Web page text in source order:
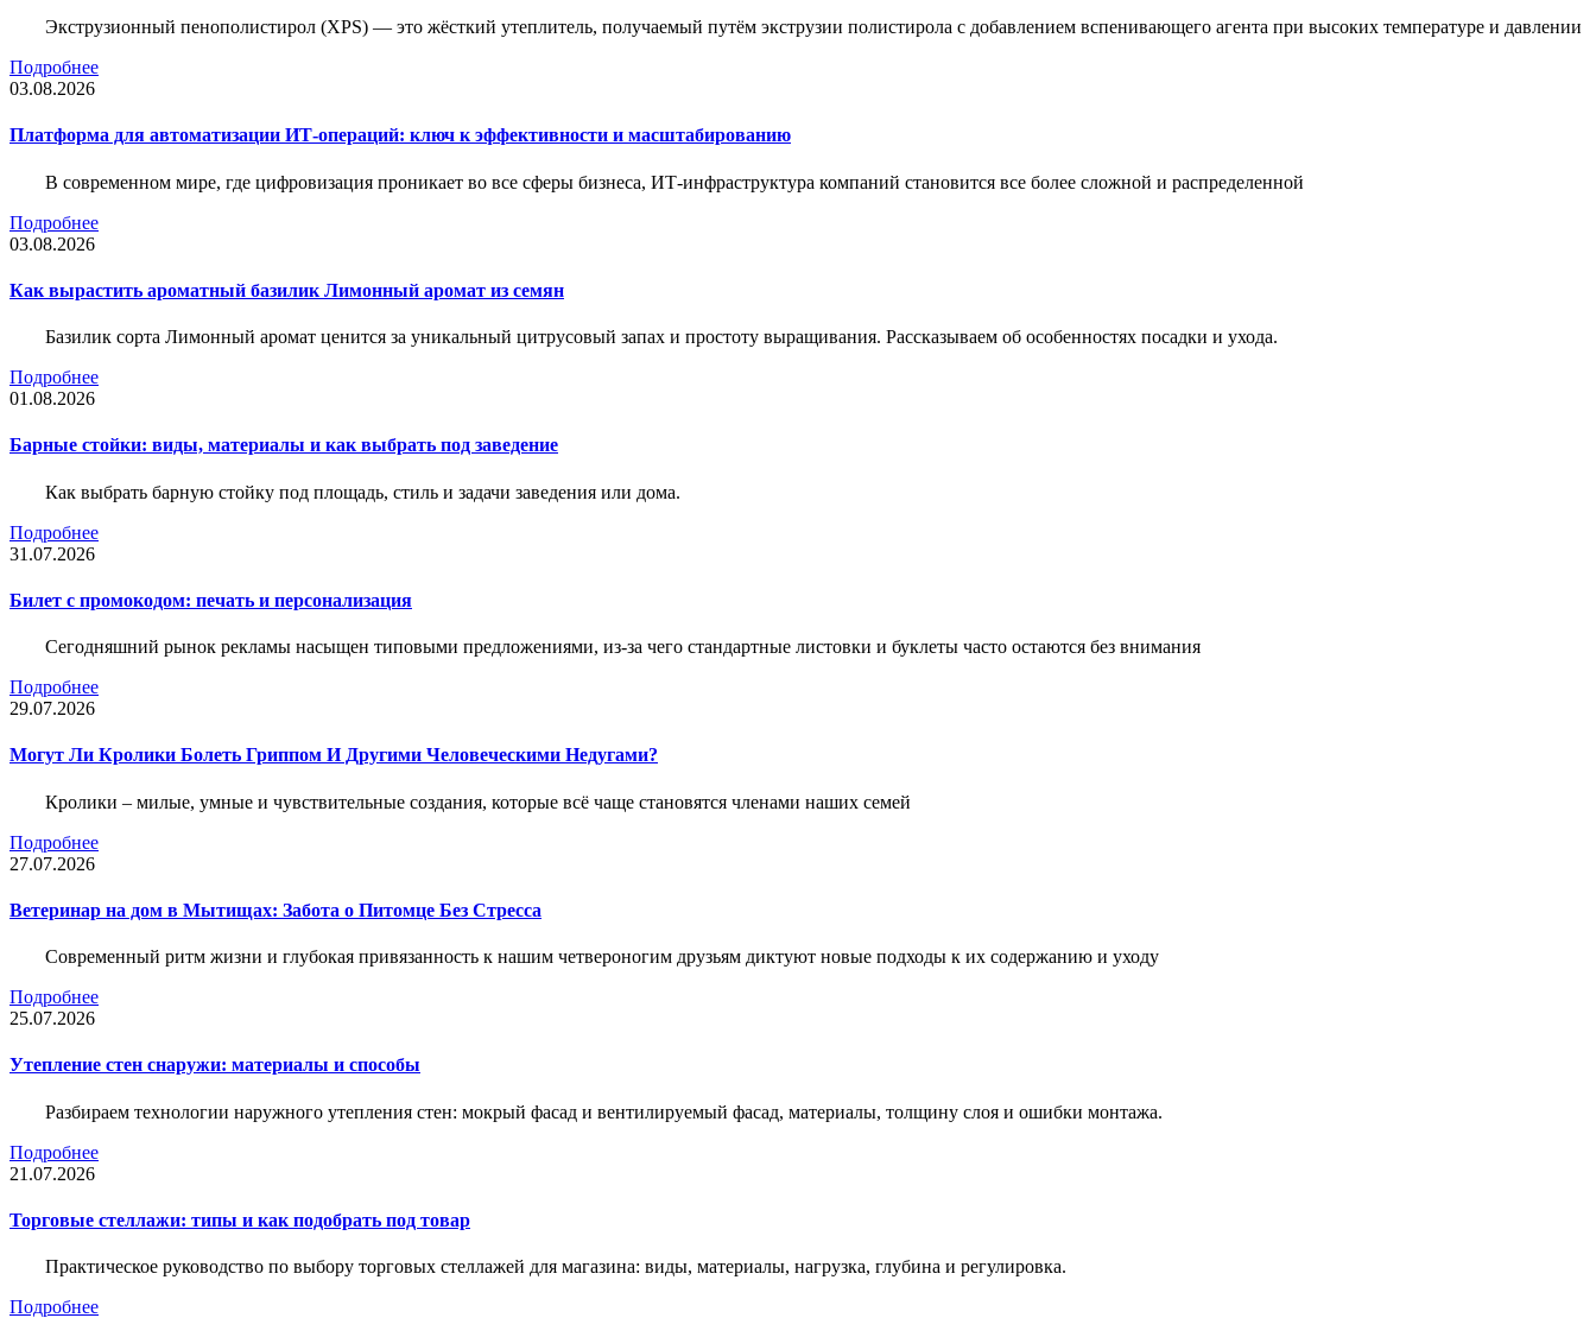
Экструзионный пенополистирол (XPS) — это жёсткий утеплитель, получаемый путём экструзии полистирола с добавлением вспенивающего агента при высоких температуре и давлении
Подробнее
03.08.2026
Платформа для автоматизации ИТ-операций: ключ к эффективности и масштабированию
В современном мире, где цифровизация проникает во все сферы бизнеса, ИТ-инфраструктура компаний становится все более сложной и распределенной
Подробнее
03.08.2026
Как вырастить ароматный базилик Лимонный аромат из семян
Базилик сорта Лимонный аромат ценится за уникальный цитрусовый запах и простоту выращивания. Рассказываем об особенностях посадки и ухода.
Подробнее
01.08.2026
Барные стойки: виды, материалы и как выбрать под заведение
Как выбрать барную стойку под площадь, стиль и задачи заведения или дома.
Подробнее
31.07.2026
Билет c промокодом: печать и персонализация
Сегодняшний рынок рекламы насыщен типовыми предложениями, из-за чего стандартные листовки и буклеты часто остаются без внимания
Подробнее
29.07.2026
Могут Ли Кролики Болеть Гриппом И Другими Человеческими Недугами?
Кролики – милые, умные и чувствительные создания, которые всё чаще становятся членами наших семей
Подробнее
27.07.2026
Ветеринар на дом в Мытищах: Забота о Питомце Без Стресса
Современный ритм жизни и глубокая привязанность к нашим четвероногим друзьям диктуют новые подходы к их содержанию и уходу
Подробнее
25.07.2026
Утепление стен снаружи: материалы и способы
Разбираем технологии наружного утепления стен: мокрый фасад и вентилируемый фасад, материалы, толщину слоя и ошибки монтажа.
Подробнее
21.07.2026
Торговые стеллажи: типы и как подобрать под товар
Практическое руководство по выбору торговых стеллажей для магазина: виды, материалы, нагрузка, глубина и регулировка.
Подробнее